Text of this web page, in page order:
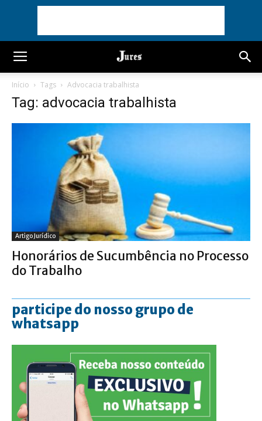
Início Tags Advocacia trabalhista
Tag: advocacia trabalhista
Artigo Jurídico
Honorários de Sucumbência no Processo
do Trabalho
participe do nosso grupo de
whatsapp